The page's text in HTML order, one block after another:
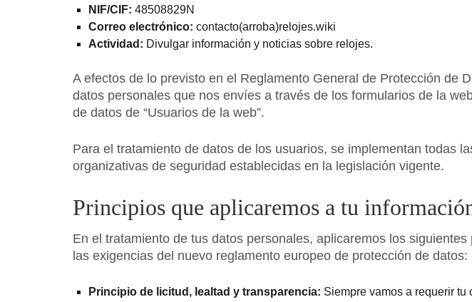
NIF/CIF: 48508829N
Correo electrónico: contacto(arroba)relojes.wiki
Actividad: Divulgar información y noticias sobre relojes.
A efectos de lo previsto en el Reglamento General de Protección de
datos personales que nos envíes a través de los formularios de la
de datos de “Usuarios de la web”.
Para el tratamiento de datos de los usuarios, se implementan todas
organizativas de seguridad establecidas en la legislación vigente.
Principios que aplicaremos a tu
En el tratamiento de tus datos personales, aplicaremos los
las exigencias del nuevo reglamento europeo de protección de datos:
Principio de licitud, lealtad y transparencia: Siempre vamos a requerir tu